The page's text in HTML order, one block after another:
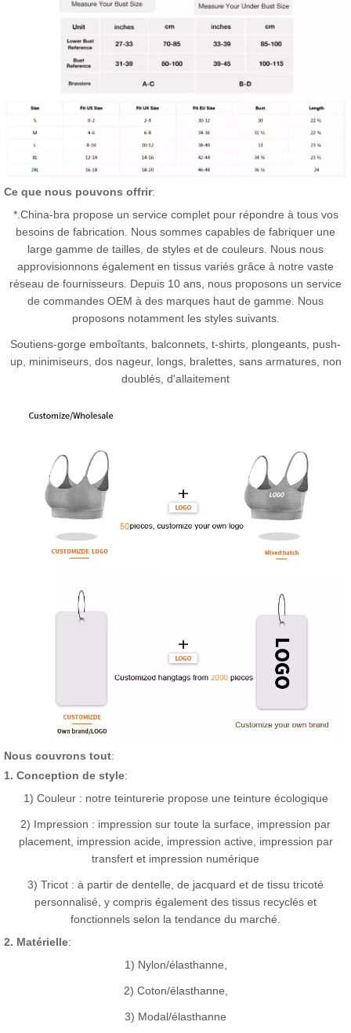
Ce que nous pouvons offrir:
*.China-bra propose un service complet pour répondre à tous vos
besoins de fabrication. Nous sommes capables de fabriquer une
large gamme de tailles, de styles et de couleurs. Nous nous
approvisionnons également en tissus variés grâce à notre vaste
réseau de fournisseurs. Depuis 10 ans, nous proposons un service
de commandes OEM à des marques haut de gamme. Nous
proposons notamment les styles suivants.
Soutiens-gorge emboîtants, balconnets, t-shirts, plongeants, push-
up, minimiseurs, dos nageur, longs, bralettes, sans armatures, non
doublés, d'allaitement
Nous couvrons tout:
1. Conception de style:
1) Couleur : notre teinturerie propose une teinture écologique
2) Impression : impression sur toute la surface, impression par
placement, impression acide, impression active, impression par
transfert et impression numérique
3) Tricot : à partir de dentelle, de jacquard et de tissu tricoté
personnalisé, y compris également des tissus recyclés et
fonctionnels selon la tendance du marché.
2. Matérielle:
1) Nylon/élasthanne,
2) Coton/élasthanne,
3) Modal/élasthanne